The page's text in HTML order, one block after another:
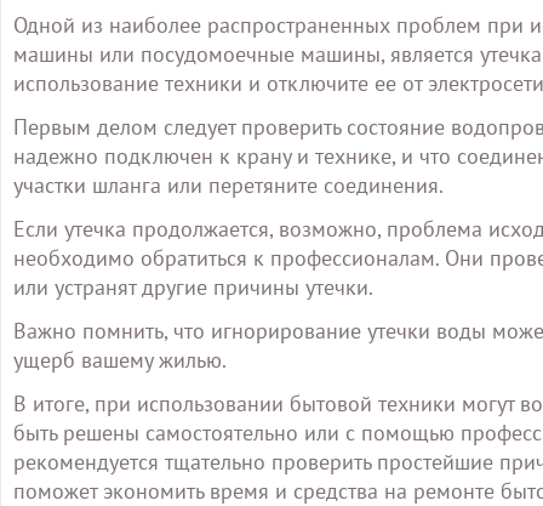
Одной из наиболее распространенных проблем при
машины или посудомоечные машины, является
использование техники и отключите ее от
Первым делом следует проверить состояние
надежно подключен к крану и технике, и что
участки шланга или перетяните соединения.
Если утечка продолжается, возможно, проблема
необходимо обратиться к профессионалам. Они
или устранят другие причины утечки.
Важно помнить, что игнорирование утечки воды
ущерб вашему жилью.
В итоге, при использовании бытовой техники могут
быть решены самостоятельно или с помощью
рекомендуется тщательно проверить простейшие
поможет экономить время и средства на ремонте